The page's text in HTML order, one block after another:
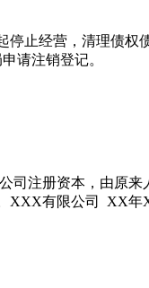
停止经营，清理债
请注销登记。
司注册资本，由原
XXX有限公司 XX年